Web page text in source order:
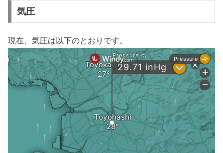
気圧
現在、気圧は以下のとおりです。